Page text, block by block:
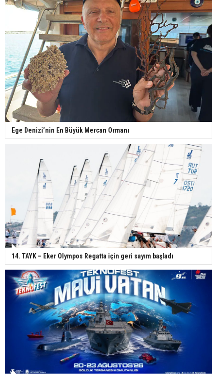
Ege Denizi’nin En Büyük Mercan Ormanı
14. TAYK – Eker Olympos Regatta için geri sayım başladı